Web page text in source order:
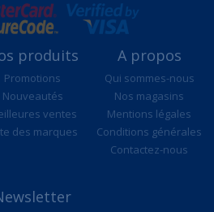
produits
Promotions
Nouveautés
ventes
des marques
A propos
Qui sommes-nous
Nos magasins
Mentions légales
Conditions générales
Contactez-nous